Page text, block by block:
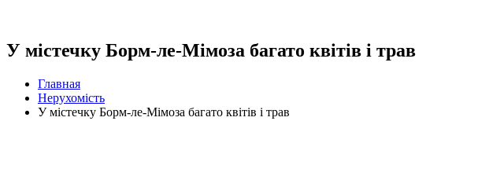
У містечку Борм-ле-Мімоза багато квітів і трав
Главная
Нерухомість
У містечку Борм-ле-Мімоза багато квітів і трав